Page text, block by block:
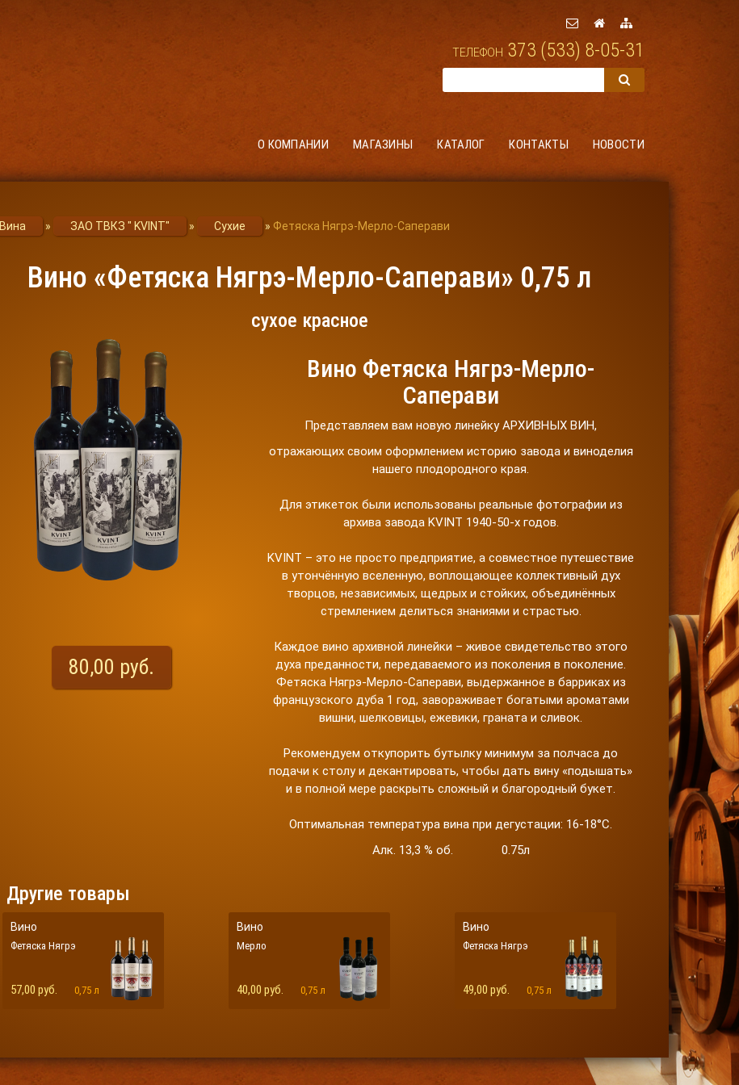
ТЕЛЕФОН 373 (533) 8-05-31
О КОМПАНИИ МАГАЗИНЫ КАТАЛОГ КОНТАКТЫ НОВОСТИ
Вина » ЗАО ТВКЗ " KVINT" » Сухие » Фетяска Нягрэ-Мерло-Саперави
Вино «Фетяска Нягрэ-Мерло-Саперави» 0,75 л
сухое красное
80,00 руб.
Вино Фетяска Нягрэ-Мерло-
Саперави
Представляем вам новую линейку АРХИВНЫХ ВИН,
отражающих своим оформлением историю завода и виноделия
нашего плодородного края.
Для этикеток были использованы реальные фотографии из
архива завода KVINT 1940-50-х годов.
KVINT – это не просто предприятие, а совместное путешествие
в утончённую вселенную, воплощающее коллективный дух
творцов, независимых, щедрых и стойких, объединённых
стремлением делиться знаниями и страстью.
Каждое вино архивной линейки – живое свидетельство этого
духа преданности, передаваемого из поколения в поколение.
Фетяска Нягрэ-Мерло-Саперави, выдержанное в барриках из
французского дуба 1 год, завораживает богатыми ароматами
вишни, шелковицы, ежевики, граната и сливок.
Рекомендуем откупорить бутылку минимум за полчаса до
подачи к столу и декантировать, чтобы дать вину «подышать»
и в полной мере раскрыть сложный и благородный букет.
Оптимальная температура вина при дегустации: 16-18°С.
Алк. 13,3 % об. 0.75л
Другие товары
Вино
0,75 л
Фетяска Нягрэ
57,00 руб.
Вино
0,75 л
Мерло
40,00 руб.
Вино
0,75 л
Фетяска Нягрэ
49,00 руб.